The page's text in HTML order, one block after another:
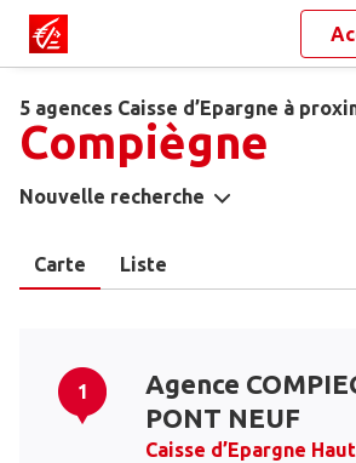
5 agences Caisse d’Epargne à
Compiègne
Nouvelle recherche
Carte Liste
1
Agence
PONT NEUF
Caisse d’Epargne